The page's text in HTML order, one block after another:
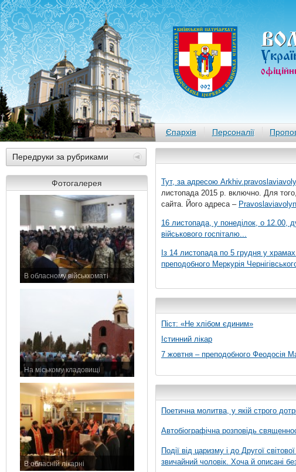
Єпархія Персоналії
Передруки за рубриками
Фотогалерея
В обласному військкоматі
На міському кладовищі
В обласній лікарні
Тут, за адресою
листопада 2015 р. включно. Для
сайта. Його адреса –
16 листопада, у понеділок, о 12.00,
військового госпіталю...
Із 14 листопада по 5 грудня у
преподобного Меркурія
Піст: «Не хлібом єдиним»
Істинний лікар
7 жовтня – преподобного Феодосія
Поетична молитва, у якій строго
Автобіографічна розповідь
Події від царизму і до Другої
звичайний чоловік. Хоча й описані